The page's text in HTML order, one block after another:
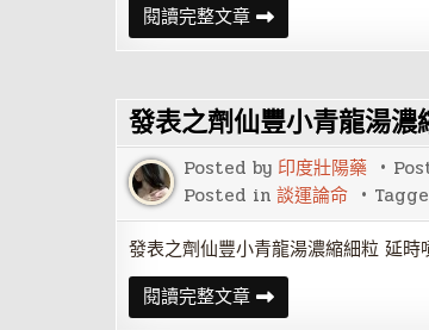
閱讀完整文章和
解
之
豐
加
味
逍
遙
散
縮
散
發表之劑仙豐小青龍湯濃
Posted by 印度壯陽藥
Posted in 談運論命
發表之劑仙豐小青龍湯濃縮細粒 延
閱讀完整文章發
表